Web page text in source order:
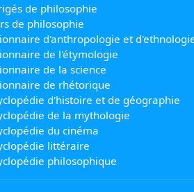
de philosophie
de philosophie
d'anthropologie et
de l'étymologie
de la science
de rhétorique
d'histoire et de géographie
de la mythologie
du cinéma
littéraire
philosophique